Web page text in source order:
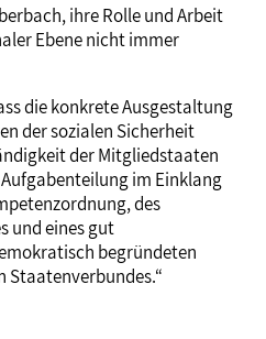
ihre Rolle und Arbeit
Ebene nicht immer
die konkrete Ausgestaltung
der sozialen Sicherheit
der Mitgliedstaaten
im Einklang
des
und eines gut
begründeten
Staatenverbundes.“